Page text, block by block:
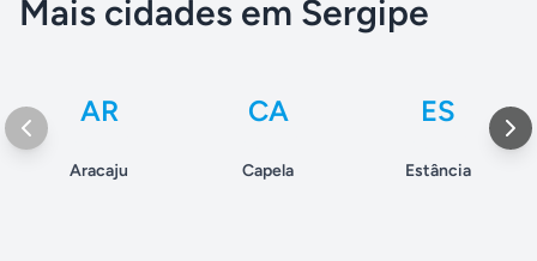
Mais cidades em Sergipe
AR
Aracaju
CA
Capela
ES
Estância